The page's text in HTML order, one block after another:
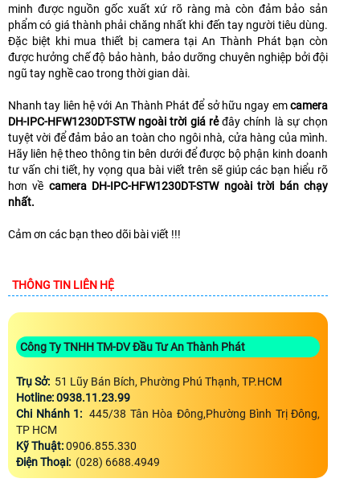
minh được nguồn gốc xuất xứ rõ ràng mà còn đảm bảo sản
phẩm có giá thành phải chăng nhất khi đến tay người tiêu dùng.
Đặc biệt khi mua thiết bị camera tại An Thành Phát bạn còn
được hưởng chế độ bảo hành, bảo dưỡng chuyên nghiệp bởi đội
ngũ tay nghề cao trong thời gian dài.
Nhanh tay liên hệ với An Thành Phát để sở hữu ngay emcamera
DH-IPC-HFW1230DT-STW ngoài trời giá rẻđây chính là sự chọn
tuyệt vời để đảm bảo an toàn cho ngôi nhà, cửa hàng của mình.
Hãy liên hệ theo thông tin bên dưới để được bộ phận kinh doanh
tư vấn chi tiết, hy vọng qua bài viết trên sẽ giúp các bạn hiểu rõ
hơn về camera DH-IPC-HFW1230DT-STW ngoài trời bán chạy
nhất.
Cảm ơn các bạn theo dõi bài viết !!!
THÔNG TIN LIÊN HỆ
Công Ty TNHH TM-DV Đầu Tư An Thành Phát
Trụ Sở: 51 Lũy Bán Bích, Phường Phú Thạnh, TP.HCM
Hotline: 0938.11.23.99
Chi Nhánh 1: 445/38 Tân Hòa Đông,Phường Bình Trị Đông,
TP HCM
Kỹ Thuật:0906.855.330
Điện Thoại: (028) 6688.4949